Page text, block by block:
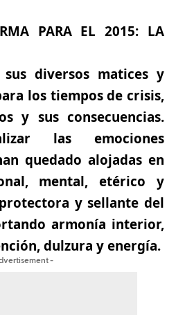
PARA EL 2015: LA
diversos matices y
los tiempos de crisis,
y sus consecuencias.
las emociones
quedado alojadas en
mental, etérico y
y sellante del
armonía interior,
dulzura y energía.
-